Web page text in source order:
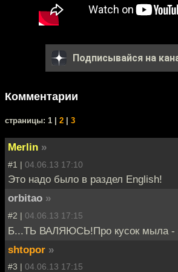
Подписывайся на
Комментарии
cтраницы: 1 | 2 3
Merlin »
#1 | 04.06.13 17:10
Это надо было в раздел English!
orbitao »
#2 | 04.06.13 17:15
Б...ТЬ ВАЛЯЮСЬ!Про кусок мыла -
shtopor »
#3 | 04.06.13 17:15